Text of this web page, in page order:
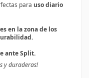
para uso diario
en la zona de los
ante Split.
y duraderas!